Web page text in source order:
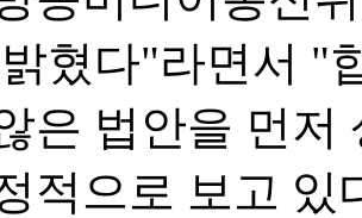
혔다"라면서 "
은 법안을 먼저
적으로 보고 있